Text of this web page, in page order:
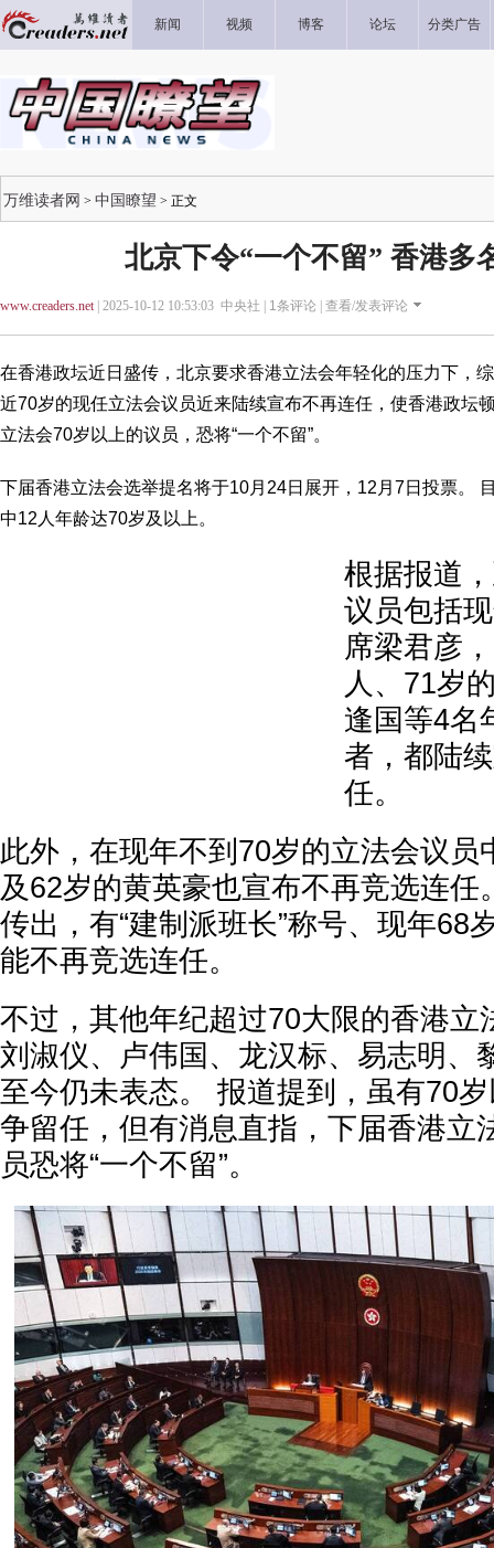
新闻 视频 博客 论坛 分类广告
万维读者网 > 中国瞭望 > 正文
北京下令“一个不留” 香港多
www.creaders.net| 2025-10-12 10:53:03 中央社 | 1条评论 | 查看/发表评论
在香港政坛近日盛传，北京要求香港立法会年轻化的压力下，
近70岁的现任立法会议员近来陆续宣布不再连任，使香港政坛
立法会70岁以上的议员，恐将“一个不留”。
下届香港立法会选举提名将于10月24日展开，12月7日投票。
中12人年龄达70岁及以上。
根据报道
议员包括
席梁君彦
人、71岁
逢国等4名
者，都陆
任。
此外，在现年不到70岁的立法会议员
及62岁的黄英豪也宣布不再竞选连任
传出，有“建制派班长”称号、现年68
能不再竞选连任。
不过，其他年纪超过70大限的香港立
刘淑仪、卢伟国、龙汉标、易志明、
至今仍未表态。 报道提到，虽有70
争留任，但有消息直指，下届香港立
员恐将“一个不留”。